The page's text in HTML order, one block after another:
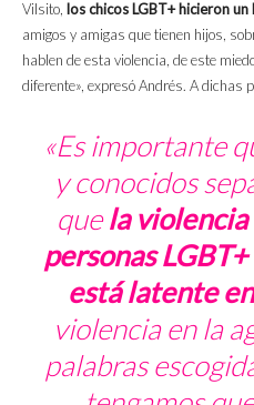
Vilsito, los chicos LGBT+ hicieron
amigos y amigas que tienen hijos,
hablen de esta violencia, de este
diferente», expresó Andrés. A dichas
«Es importante
y conocidos
quela violencia
personas
está latente
violencia en la
palabras